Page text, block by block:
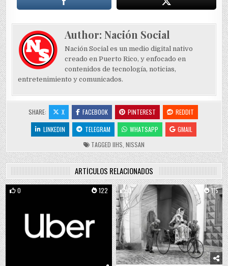
Author:Nación Social
Nación Social es un medio digital nativo
creado en Puerto Rico, y enfocado en
contenidos de tecnología, noticias,
entretenimiento y comunicados.
SHARE: X FACEBOOK PINTEREST
REDDIT
LINKEDIN
TELEGRAM WHATSAPP
GMAIL
TAGGED IIHS NISSAN
ARTÍCULOS RELACIONADOS
0 122 0 115